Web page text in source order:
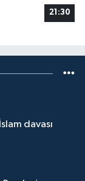
21:30
davası